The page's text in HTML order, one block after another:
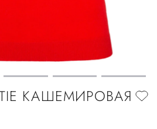
КАШЕМИРОВАЯ